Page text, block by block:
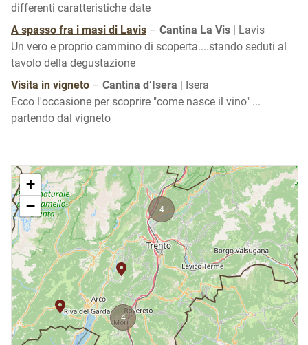
differenti caratteristiche date
A spasso fra i masi di Lavis – Cantina La Vis | Lavis
Un vero e proprio cammino di scoperta....stando seduti al
tavolo della degustazione
Visita in vigneto – Cantina d’Isera | Isera
Ecco l'occasione per scoprire "come nasce il vino" ...
partendo dal vigneto
4
4
+
−